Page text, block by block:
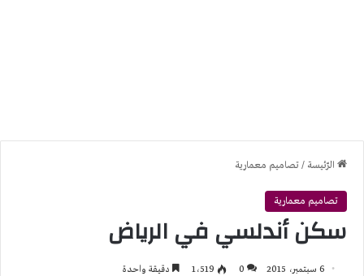
الرّئيسة /تصاميم معمارية
تصاميم معمارية
سكن أندلسي في الرياض
6 سبتمبر، 2015 0 1٬519 دقيقة واحدة